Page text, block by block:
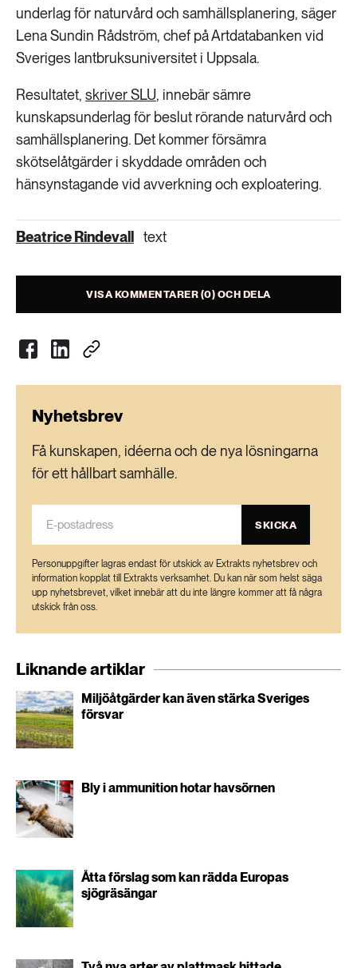
underlag för naturvård och samhällsplanering, säger
Lena Sundin Rådström, chef på Artdatabanken vid
Sveriges lantbruksuniversitet i Uppsala.
Resultatet, skriver SLU, innebär sämre
kunskapsunderlag för beslut rörande naturvård och
samhällsplanering. Det kommer försämra
skötselåtgärder i skyddade områden och
hänsynstagande vid avverkning och exploatering.
Beatrice Rindevall text
VISA KOMMENTARER (0) OCH DELA
Nyhetsbrev
Få kunskapen, idéerna och de nya lösningarna
för ett hållbart samhälle.
SKICKA
Personuppgifter lagras endast för utskick av Extrakts nyhetsbrev och
information kopplat till Extrakts verksamhet. Du kan när som helst säga
upp nyhetsbrevet, vilket innebär att du inte längre kommer att få några
utskick från oss.
Liknande artiklar
Miljöåtgärder kan även stärka Sveriges
försvar
Bly i ammunition hotar havsörnen
Åtta förslag som kan rädda Europas
sjögräsängar